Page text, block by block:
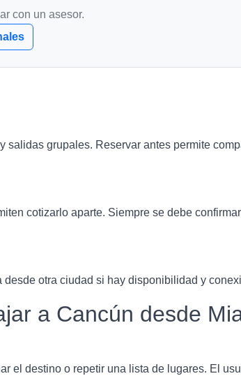
con un asesor.
grupales. Reservar antes permite
cotizarlo aparte. Siempre se debe
otra ciudad si hay disponibilidad y
a Cancún desde
el destino o repetir una lista de lugares. El